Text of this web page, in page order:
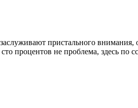
пристального внимания,
процентов не проблема, здесь по